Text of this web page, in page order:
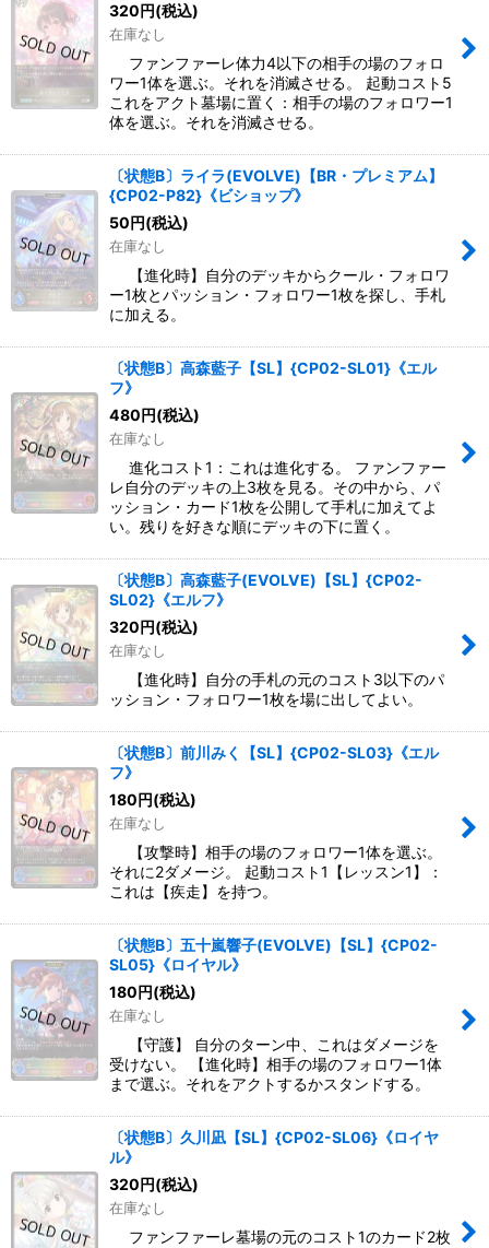
320円(税込)
在庫なし
ファンファーレ体力4以下の相手の場のフォロ
ワー1体を選ぶ。それを消滅させる。 起動コスト5
これをアクト墓場に置く：相手の場のフォロワー1
体を選ぶ。それを消滅させる。
〔状態B〕ライラ(EVOLVE)【BR・プレミアム】
{CP02-P82}《ビショップ》
50円(税込)
在庫なし
【進化時】自分のデッキからクール・フォロワ
ー1枚とパッション・フォロワー1枚を探し、手札
に加える。
〔状態B〕高森藍子【SL】{CP02-SL01}《エル
フ》
480円(税込)
在庫なし
進化コスト1：これは進化する。 ファンファー
レ自分のデッキの上3枚を見る。その中から、パ
ッション・カード1枚を公開して手札に加えてよ
い。残りを好きな順にデッキの下に置く。
〔状態B〕高森藍子(EVOLVE)【SL】{CP02-
SL02}《エルフ》
320円(税込)
在庫なし
【進化時】自分の手札の元のコスト3以下のパ
ッション・フォロワー1枚を場に出してよい。
〔状態B〕前川みく【SL】{CP02-SL03}《エル
フ》
180円(税込)
在庫なし
【攻撃時】相手の場のフォロワー1体を選ぶ。
それに2ダメージ。 起動コスト1【レッスン1】：
これは【疾走】を持つ。
〔状態B〕五十嵐響子(EVOLVE)【SL】{CP02-
SL05}《ロイヤル》
180円(税込)
在庫なし
【守護】 自分のターン中、これはダメージを
受けない。 【進化時】相手の場のフォロワー1体
まで選ぶ。それをアクトするかスタンドする。
〔状態B〕久川凪【SL】{CP02-SL06}《ロイヤ
ル》
320円(税込)
在庫なし
ファンファーレ墓場の元のコスト1のカード2枚